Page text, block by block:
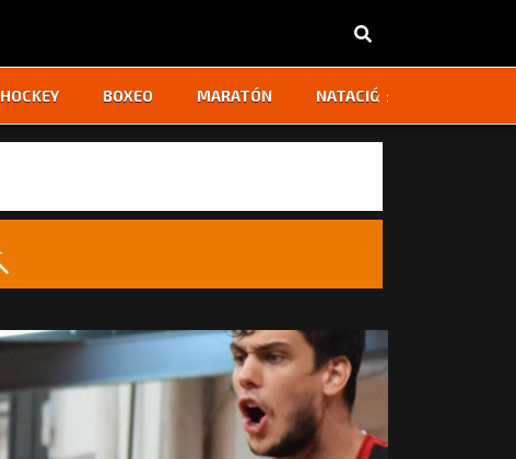
HOCKEY BOXEO MARATÓN NATACIÓN
‹ ›